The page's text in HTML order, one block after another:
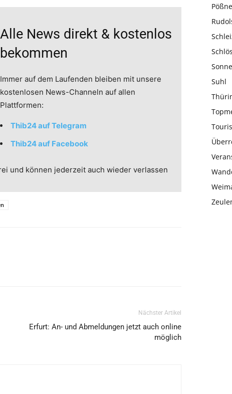
Alle News direkt & kostenlos
bekommen
Immer auf dem Laufenden bleiben mit unsere
kostenlosen News-Channeln auf allen
Plattformen:
Thib24 auf Telegram
Thib24 auf Facebook
und können jederzeit auch wieder verlassen
Nächster Artikel
Erfurt: An- und Abmeldungen jetzt auch online
möglich
Suhl